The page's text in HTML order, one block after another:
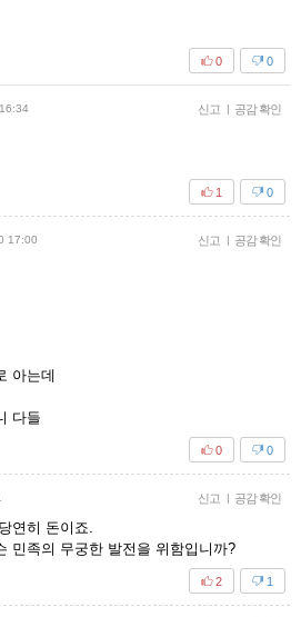
0
0
신고 | 공감 확인
0
1
17:00 신고 | 공감 확인
아는데
다들
0
0
신고 | 공감 확인
연히 돈이죠.
민족의 무궁한 발전을 위함입니까?
1
2